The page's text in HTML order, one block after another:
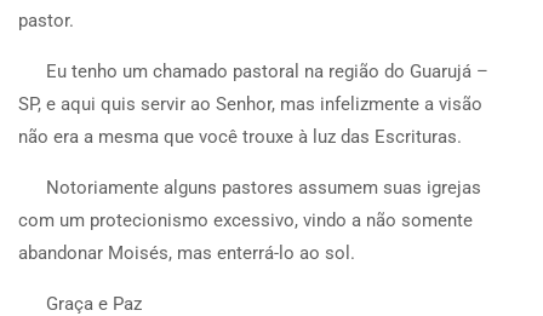
pastor.
Eu tenho um chamado pastoral na região do Guarujá –
SP, e aqui quis servir ao Senhor, mas infelizmente a visão
não era a mesma que você trouxe à luz das Escrituras.
Notoriamente alguns pastores assumem suas igrejas
com um protecionismo excessivo, vindo a não somente
abandonar Moisés, mas enterrá-lo ao sol.
Graça e Paz